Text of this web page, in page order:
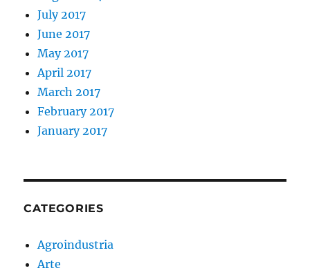
July 2017
June 2017
May 2017
April 2017
March 2017
February 2017
January 2017
CATEGORIES
Agroindustria
Arte